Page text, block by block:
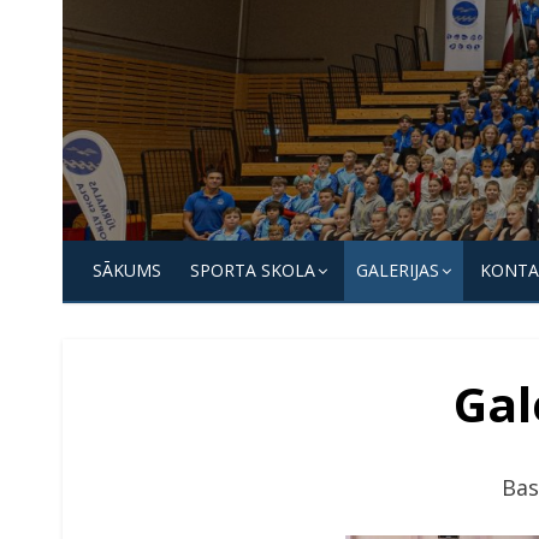
to
content
Jūrmalas
Sporta
skola
SĀKUMS SPORTA SKOLA GALERIJAS